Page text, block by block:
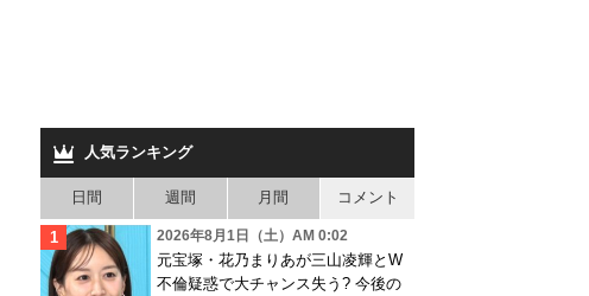
人気ランキング
日間 週間 月間 コメント
2026年8月1日（土）AM 0:02
元宝塚・花乃まりあが三山凌輝とW
不倫疑惑で大チャンス失う? 今後の